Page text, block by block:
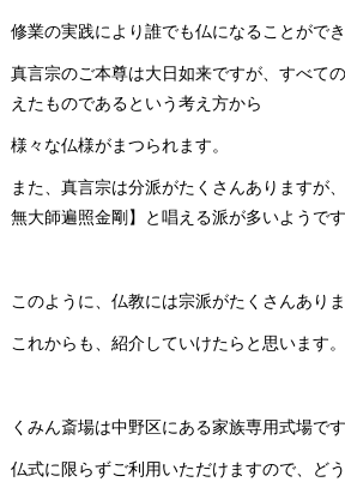
修業の実践により誰でも仏になることがで
真言宗のご本尊は大日如来ですが、すべて
えたものであるという考え方から
様々な仏様がまつられます。
また、真言宗は分派がたくさんありますが
無大師遍照金剛】と唱える派が多いようです
このように、仏教には宗派がたくさんありま
これからも、紹介していけたらと思います。
くみん斎場は中野区にある家族専用式場です
仏式に限らずご利用いただけますので、ど